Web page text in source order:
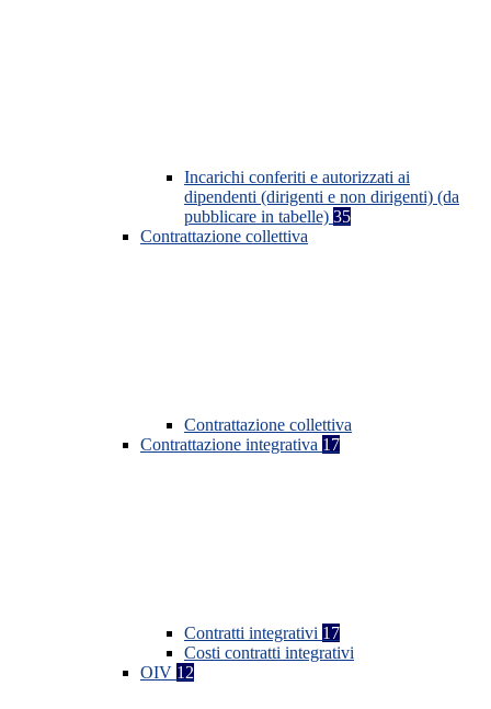
Incarichi conferiti e autorizzati ai
dipendenti (dirigenti e non dirigenti) (da
pubblicare in tabelle) 35
Contrattazione collettiva
Contrattazione collettiva
Contrattazione integrativa 17
Contratti integrativi 17
Costi contratti integrativi
OIV 12